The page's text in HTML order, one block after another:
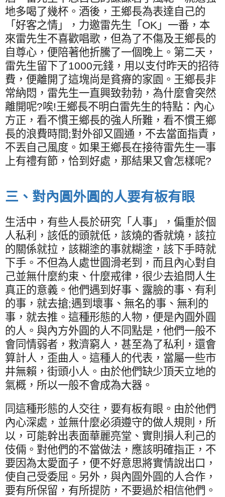
地多喝了幾杯。酒後，王鄉長為表達自己的
「好客之情」，力邀雷先生「 OK 」一番，本
來雷先生不喜歡唱歌，但為了不傷及王鄉長的
自尊心，便陪著他折騰了一個晚上。第二天，
雷先生留下了1000元錢，用以支付昨天的招待
費，便離開了這塊尚是貧瘠的家園。王鄉長非
常納悶，雷先生一直興致勃勃，為什麼會突然
離開呢?唉!王鄉長不明白雷先生的特點：內心
方正，看不慣王鄉長的強人所難，看不慣王鄉
長的浪費時間 ;對外卻又圓通，不去當面指責，
不丟自己風度。如果王鄉長在接待雷先生一事
上有禮有節，恰到好處，那結果又會怎樣呢?
三、對內圓外圓的人要有板有眼
生活中，有些人長於研究「人事」，偏重於個
人私利，該低的頭就低，該燒的香就燒，該拉
的關係就拉，該糊塗的事就糊塗，該下手時就
下手。不但為人處世圓滑老到，而且內心對自
己並無什麼約束、什麼戒律，很少去追問人生
真正的意義。他們遇到好事、露臉的事、有利
的事，就去搶;遇到壞事、無名的事、無利的
事，就去推。這種形態的人物，便是內圓外圓
的人。與內方外圓的人不同點是，他們一般不
會同情弱者，救濟窮人，甚至為了私利，還會
算計人，歪曲人。這種人的代表，當屬一些市
井無賴，街頭小人。由於他們缺少頂天立地的
氣概，所以一般不會成為大器。
同這種形態的人交往，要有板有眼。由於他們
內心深處，並無什麼必須遵守的做人規則，所
以，可能幹出表面華麗亮堂、實則損人利己的
伎倆。對他們的不當做法，應該明確指正，不
要因為太愛面子，便不好意思將實情說出口，
使自己受委屈。另外，與內圓外圓的人合作，
要有所保留，有所提防，不要過於相信他們。